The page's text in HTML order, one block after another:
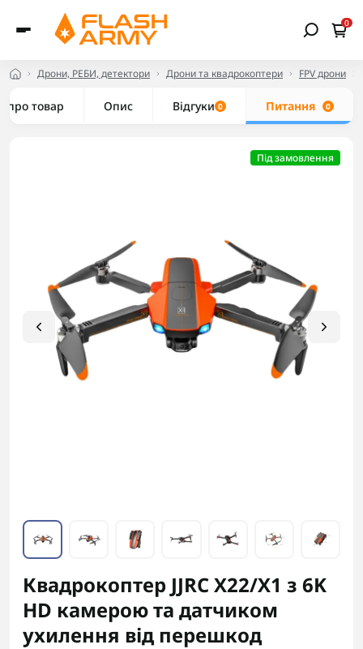
0
Дрони, РЕБИ, детектори Дрони та квадрокоптери FPV дрони
про товар Опис Відгуки 0 Питання 0
Під замовлення
Квадрокоптер JJRC X22/X1 з 6K
HD камерою та датчиком
ухилення від перешкод